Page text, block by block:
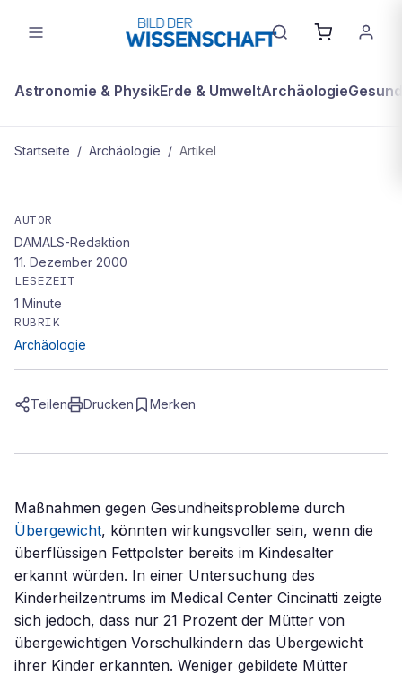
Astronomie & PhysikErde & UmweltArchäologie
Startseite / Archäologie / Artikel
Mütter erkennen das Übergewicht
ihrer Kinder oft nicht
AUTOR
DAMALS-Redaktion
11. Dezember 2000
LESEZEIT
1 Minute
RUBRIK
Archäologie
Teilen Drucken Merken
Maßnahmen gegen Gesundheitsprobleme durch
Übergewicht, könnten wirkungsvoller sein, wenn die
überflüssigen Fettpolster bereits im Kindesalter
erkannt würden. In einer Untersuchung des
Kinderheilzentrums im Medical Center Cincinatti zeigte
sich jedoch, dass nur 21 Prozent der Mütter von
übergewichtigen Vorschulkindern das Übergewicht
ihrer Kinder erkannten. Weniger gebildete Mütter